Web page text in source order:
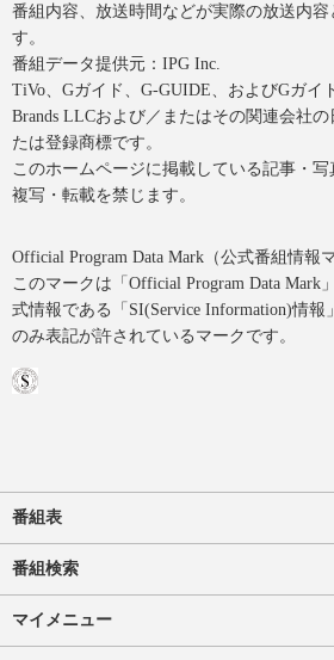
番組内容、放送時間などが実際の放送内容
す。
番組データ提供元：IPG Inc.
TiVo、Gガイド、G-GUIDE、およびGガイ
Brands LLCおよび／またはその関連会社
たは登録商標です。
このホームページに掲載している記事・
複写・転載を禁じます。
Official Program Data Mark（公式番組情報
このマークは「Official Program Data Mark
式情報である「SI(Service Information)情報
のみ表記が許されているマークです。
番組表
番組検索
マイメニュー